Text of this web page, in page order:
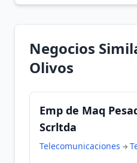
Negocios
Olivos
Emp de Maq
Scrltda
Telecomunicaciones